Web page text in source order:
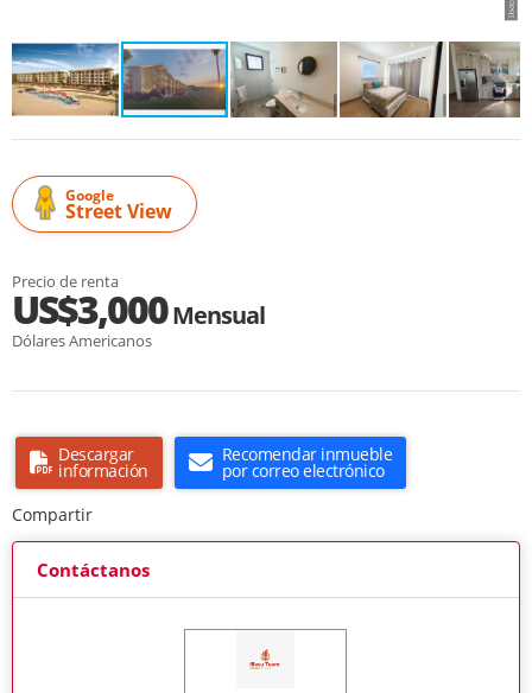
Google
Street View
Precio de renta
US$3,000Mensual
Dólares Americanos
Descargar
información
Recomendar inmueble
por correo electrónico
Compartir
Contáctanos